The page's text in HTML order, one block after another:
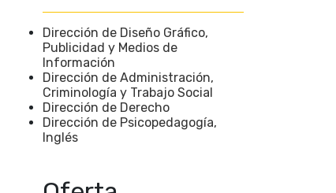
Dirección de Diseño Gráfico,
Publicidad y Medios de
Información
Dirección de Administración,
Criminología y Trabajo Social
Dirección de Derecho
Dirección de Psicopedagogía,
Inglés